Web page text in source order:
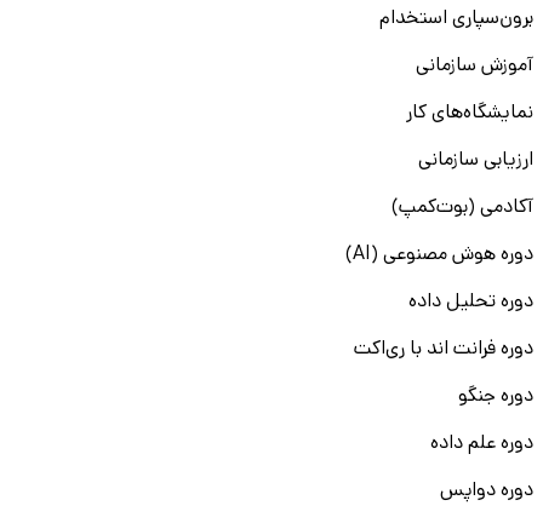
برون‌سپاری استخدام
آموزش سازمانی
نمایشگاه‌های کار
ارزیابی سازمانی
آکادمی (بوت‌کمپ)
دوره هوش مصنوعی (AI)
دوره تحلیل داده
دوره فرانت اند با ری‌اکت
دوره جنگو
دوره علم داده
دوره دواپس